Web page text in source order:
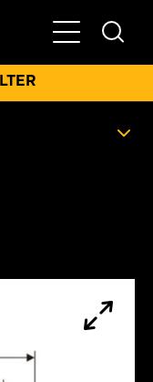
Glavni meni